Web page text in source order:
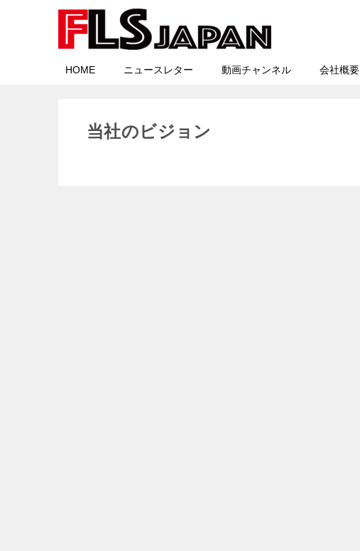
HOME ニュースレター 動画チャンネル 会社概要
当社のビジョン